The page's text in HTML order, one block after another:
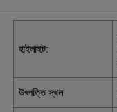
হাইলাইট:
উৎপত্তি স্থল